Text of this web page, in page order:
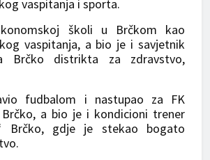
vaspitanja i sporta.
školi u Brčkom kao
vaspitanja, a bio je i savjetnik
Brčko distrikta za zdravstvo,
fudbalom i nastupao za FK
a bio je i kondicioni trener
Brčko, gdje je stekao bogato